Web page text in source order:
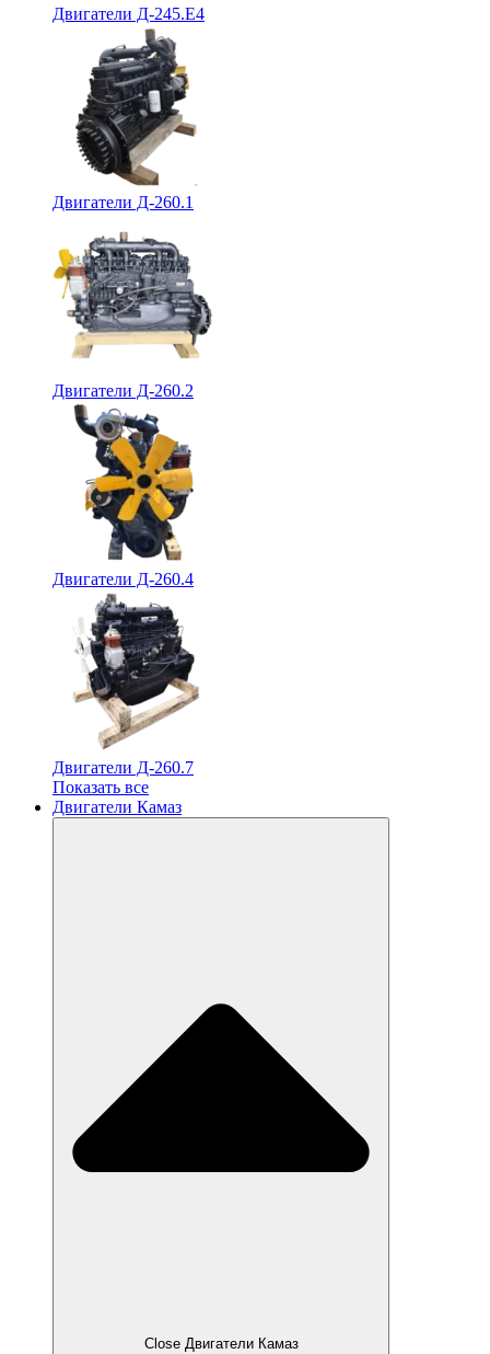
Двигатели Д-245.Е4
Двигатели Д-260.1
Двигатели Д-260.2
Двигатели Д-260.4
Двигатели Д-260.7
Показать все
Двигатели Камаз
Close Двигатели Камаз